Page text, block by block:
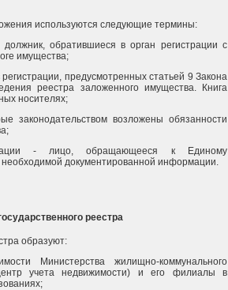
используются следующие термины:
обратившиеся в орган регистрации с
имущества;
регистрации, предусмотренных статьей 9 Закона
реестра заложенного имущества. Книга
носителях;
законодательством возложены обязанности
- лицо, обращающееся к Единому
необходимой документированной информации.
реестра
образуют:
Министерства жилищно-коммунального
учета недвижимости) и его филиалы в